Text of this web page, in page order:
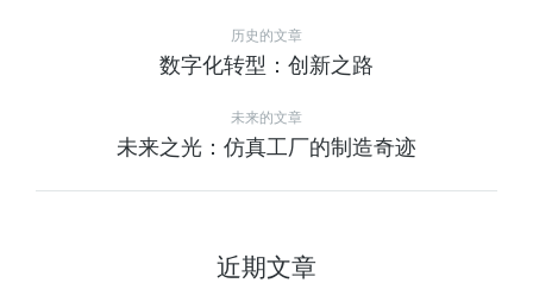
历史的文章
数字化转型：创新之路
未来的文章
未来之光：仿真工厂的制造奇迹
近期文章